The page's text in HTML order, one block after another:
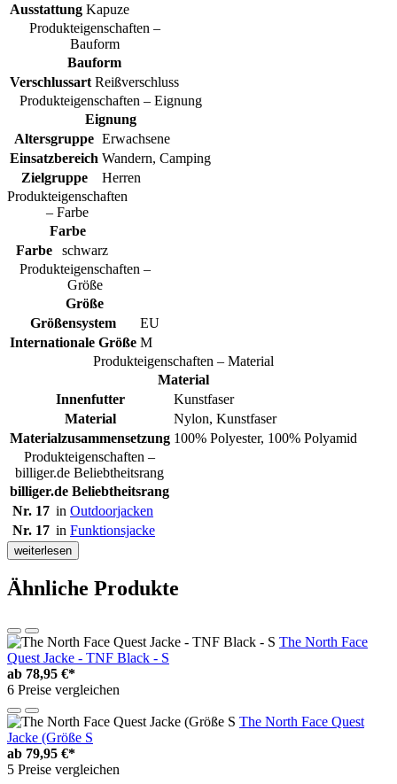
Ausstattung Kapuze
Produkteigenschaften –
Bauform
Bauform
Verschlussart Reißverschluss
Produkteigenschaften – Eignung
Eignung
Altersgruppe Erwachsene
Einsatzbereich Wandern, Camping
Zielgruppe
Herren
Produkteigenschaften
– Farbe
Farbe
Farbe
schwarz
Produkteigenschaften –
Größe
Größe
Größensystem
EU
Internationale Größe M
Produkteigenschaften – Material
Material
Innenfutter
Kunstfaser
Material
Nylon, Kunstfaser
Materialzusammensetzung 100% Polyester, 100% Polyamid
Produkteigenschaften –
billiger.de Beliebtheitsrang
billiger.de Beliebtheitsrang
Nr. 17 in Outdoorjacken
Nr. 17 in Funktionsjacke
weiterlesen
Ähnliche Produkte
The North Face
Quest Jacke - TNF Black - S
ab 78,95 €*
6 Preise vergleichen
The North Face Quest
Jacke (Größe S
ab 79,95 €*
5 Preise vergleichen